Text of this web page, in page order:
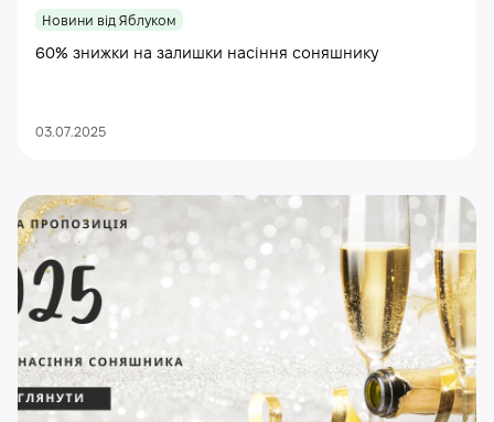
Новини від Яблуком
60% знижки на залишки насіння соняшнику
03.07.2025